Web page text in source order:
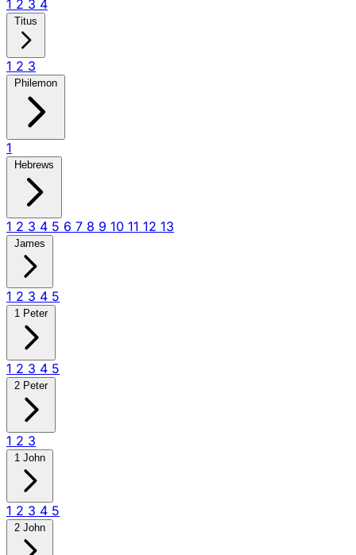
1 2 3 4
Titus
1 2 3
Philemon
1
Hebrews
1 2 3 4 5 6 7 8 9 10 11 12 13
James
1 2 3 4 5
1 Peter
1 2 3 4 5
2 Peter
1 2 3
1 John
1 2 3 4 5
2 John